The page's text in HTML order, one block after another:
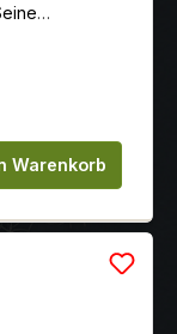
Warenkorb